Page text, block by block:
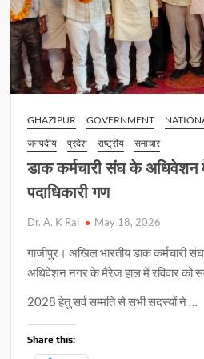
GHAZIPUR GOVERNMENT
जनपदीय
प्रदेश राष्ट्रीय समाचार
डाक कर्मचारी संघ के अधिवेशन
पदाधिकारी गण
Dr. A. K Rai May 18, 2026
गाजीपुर। अखिल भारतीय डाक कर्मचारी संघ
अधिवेशन नगर के मैरेज हाल में रविवार
2028 हेतु सर्व सम्मति से सभी सदस्यों ने …
Share this: